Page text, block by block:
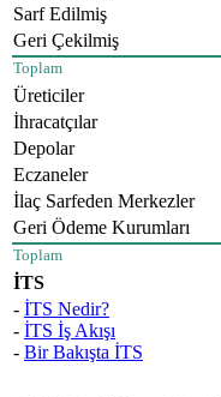
Sarf Edilmiş
Geri Çekilmiş
Toplam
Üreticiler
İhracatçılar
Depolar
Eczaneler
İlaç Sarfeden Merkezler
Geri Ödeme Kurumları
Toplam
İTS
- İTS Nedir?
- İTS İş Akışı
- Bir Bakışta İTS